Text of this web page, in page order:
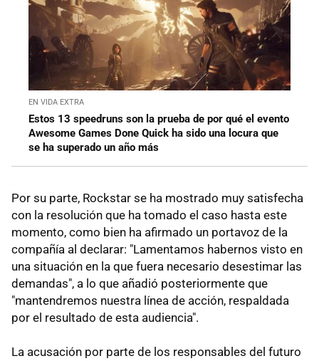
EN VIDA EXTRA
Estos 13 speedruns son la prueba de por qué el evento
Awesome Games Done Quick ha sido una locura que
se ha superado un año más
Por su parte, Rockstar se ha mostrado muy satisfecha
con la resolución que ha tomado el caso hasta este
momento, como bien ha afirmado un portavoz de la
compañía al declarar: "Lamentamos habernos visto en
una situación en la que fuera necesario desestimar las
demandas", a lo que añadió posteriormente que
"mantendremos nuestra línea de acción, respaldada
por el resultado de esta audiencia".
La acusación por parte de los responsables del futuro